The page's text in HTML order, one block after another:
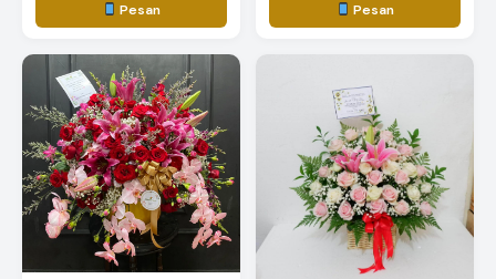
Pesan Pesan